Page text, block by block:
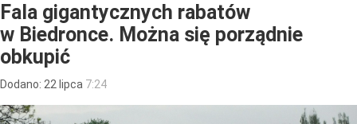
Fala gigantycznych rabatów
w Biedronce. Można się porządnie
obkupić
Dodano: 22 lipca 7:24